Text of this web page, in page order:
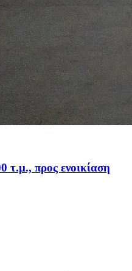
τ.μ., προς ενοικίαση